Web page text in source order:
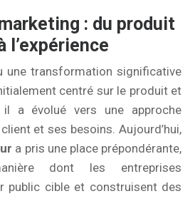
: du produit
l’expérience
une transformation significative
centré sur le produit et
il a évolué vers une approche
et ses besoins. Aujourd’hui,
a pris une place prépondérante,
dont les entreprises
public cible et construisent des